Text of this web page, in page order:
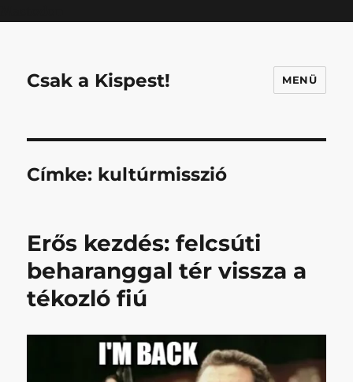
Csak a Kispest! MENÜ
Címke: kultúrmisszió
Erős kezdés: felcsúti
beharanggal tér vissza a
tékozló fiú